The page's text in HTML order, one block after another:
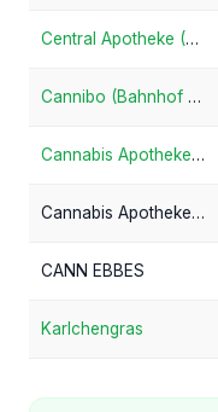
Central Apotheke (Cannabis-Champion.de)
Cannibo (Bahnhof Apotheke)
Cannabis Apotheke Bayern
Cannabis Apotheke Frankfurt
CANN EBBES
Karlchengras